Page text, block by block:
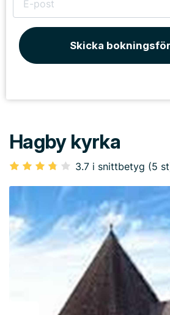
Skicka
Hagby kyrka
3.7 i snittbetyg (5